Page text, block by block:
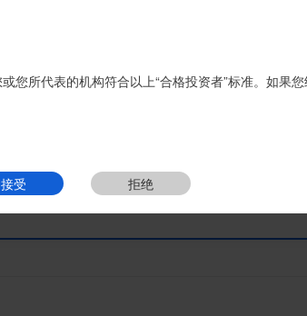
6870116。
接受 拒绝
您所代表的机构符合以上“合格投资者”标准。如果
接受 拒绝